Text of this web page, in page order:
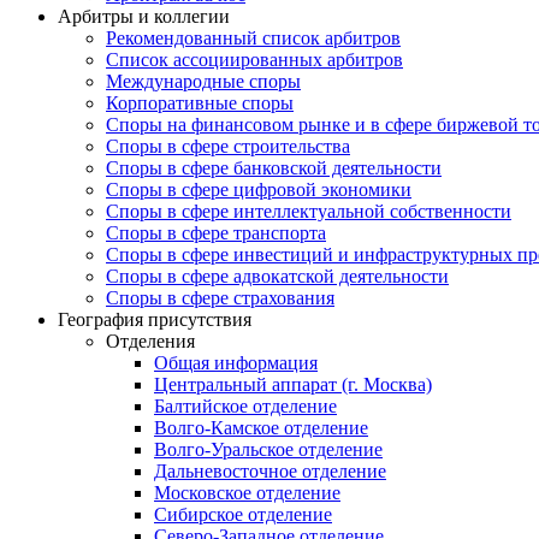
Арбитры и коллегии
Рекомендованный список арбитров
Список ассоциированных арбитров
Международные споры
Корпоративные споры
Споры на финансовом рынке и в сфере биржевой
Споры в сфере строительства
Споры в сфере банковской деятельности
Споры в сфере цифровой экономики
Споры в сфере интеллектуальной собственности
Споры в сфере транспорта
Cпоры в сфере инвестиций и инфраструктурных
Споры в сфере адвокатской деятельности
Споры в сфере страхования
География присутствия
Отделения
Общая информация
Центральный аппарат (г. Москва)
Балтийское отделение
Волго-Камское отделение
Волго-Уральское отделение
Дальневосточное отделение
Московское отделение
Сибирское отделение